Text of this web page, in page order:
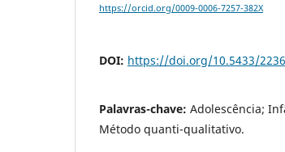
https://orcid.org/0009-0006-7257-382X
DOI: https://doi.org/10.5433/
Palavras-chave: Adolescência;
Método quanti-qualitativo.